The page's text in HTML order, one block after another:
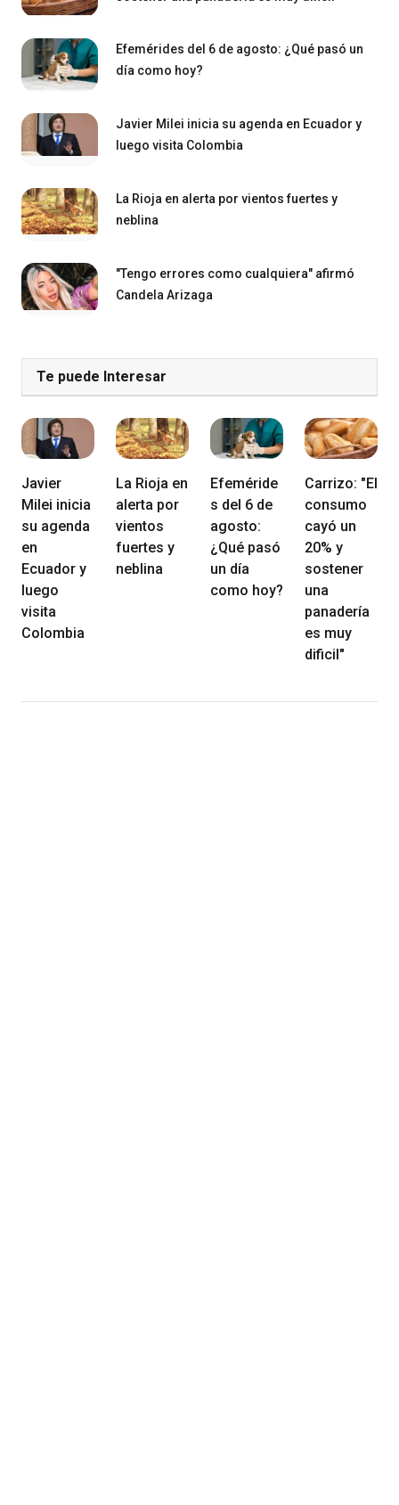
Efemérides del 6 de agosto: ¿Qué pasó un
día como hoy?
Javier Milei inicia su agenda en Ecuador y
luego visita Colombia
La Rioja en alerta por vientos fuertes y
neblina
"Tengo errores como cualquiera" afirmó
Candela Arizaga
Te puede Interesar
Javier
Milei inicia
su agenda
en
Ecuador y
luego
visita
Colombia
La Rioja en
alerta por
vientos
fuertes y
neblina
Efeméride
s del 6 de
agosto:
¿Qué pasó
un día
como hoy?
Carrizo: "El
consumo
cayó un
20% y
sostener
una
panadería
es muy
dificil"